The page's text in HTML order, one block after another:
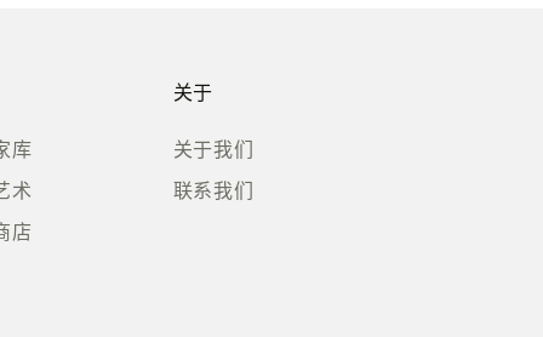
库
术
店
关于
关于我们
联系我们